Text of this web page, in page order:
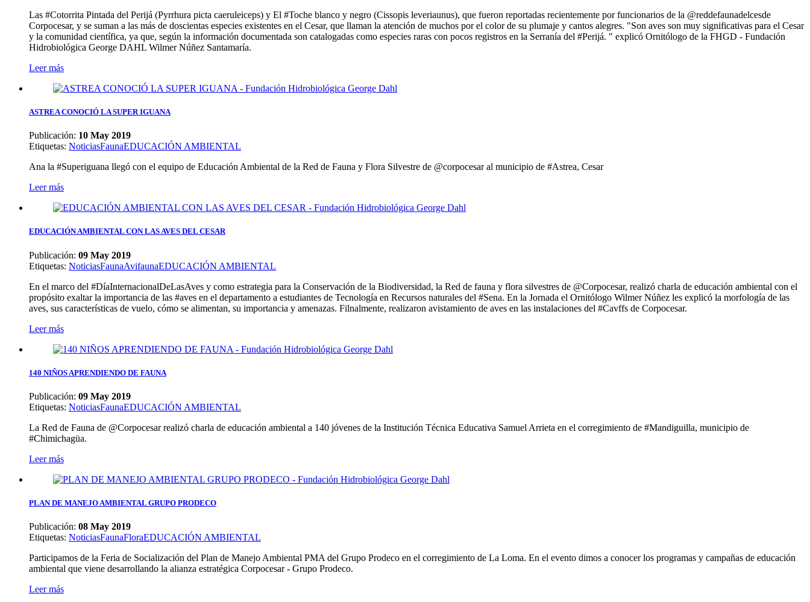
Las #Cotorrita Pintada del Perijá (Pyrrhura picta caeruleiceps) y El #Toche blanco y negro (Cissopis leveriaunus), que fueron reportadas recientemente por funcionarios de la @reddefaunadelcesde
Corpocesar, y se suman a las más de doscientas especies existentes en el Cesar, que llaman la atención de muchos por el color de su plumaje y cantos alegres. "Son aves son muy significativas para el Cesar
y la comunidad científica, ya que, según la información documentada son catalogadas como especies raras con pocos registros en la Serranía del #Perijá. " explicó Ornitólogo de la FHGD - Fundación
Hidrobiológica George DAHL Wilmer Núñez Santamaría.
Leer más
ASTREA CONOCIÓ LA SUPER IGUANA
Publicación: 10 May 2019
Etiquetas: NoticiasFaunaEDUCACIÓN AMBIENTAL
Ana la #Superiguana llegó con el equipo de Educación Ambiental de la Red de Fauna y Flora Silvestre de @corpocesar al municipio de #Astrea, Cesar
Leer más
EDUCACIÓN AMBIENTAL CON LAS AVES DEL CESAR
Publicación: 09 May 2019
Etiquetas: NoticiasFaunaAvifaunaEDUCACIÓN AMBIENTAL
En el marco del #DíaInternacionalDeLasAves y como estrategia para la Conservación de la Biodiversidad, la Red de fauna y flora silvestres de @Corpocesar, realizó charla de educación ambiental con el
propósito exaltar la importancia de las #aves en el departamento a estudiantes de Tecnología en Recursos naturales del #Sena. En la Jornada el Ornitólogo Wilmer Núñez les explicó la morfología de las
aves, sus características de vuelo, cómo se alimentan, su importancia y amenazas. Filnalmente, realizaron avistamiento de aves en las instalaciones del #Cavffs de Corpocesar.
Leer más
140 NIÑOS APRENDIENDO DE FAUNA
Publicación: 09 May 2019
Etiquetas: NoticiasFaunaEDUCACIÓN AMBIENTAL
La Red de Fauna de @Corpocesar realizó charla de educación ambiental a 140 jóvenes de la Institución Técnica Educativa Samuel Arrieta en el corregimiento de #Mandiguilla, municipio de
#Chimichagüa.
Leer más
PLAN DE MANEJO AMBIENTAL GRUPO PRODECO
Publicación: 08 May 2019
Etiquetas: NoticiasFaunaFloraEDUCACIÓN AMBIENTAL
Participamos de la Feria de Socialización del Plan de Manejo Ambiental PMA del Grupo Prodeco en el corregimiento de La Loma. En el evento dimos a conocer los programas y campañas de educación
ambiental que viene desarrollando la alianza estratégica Corpocesar - Grupo Prodeco.
Leer más